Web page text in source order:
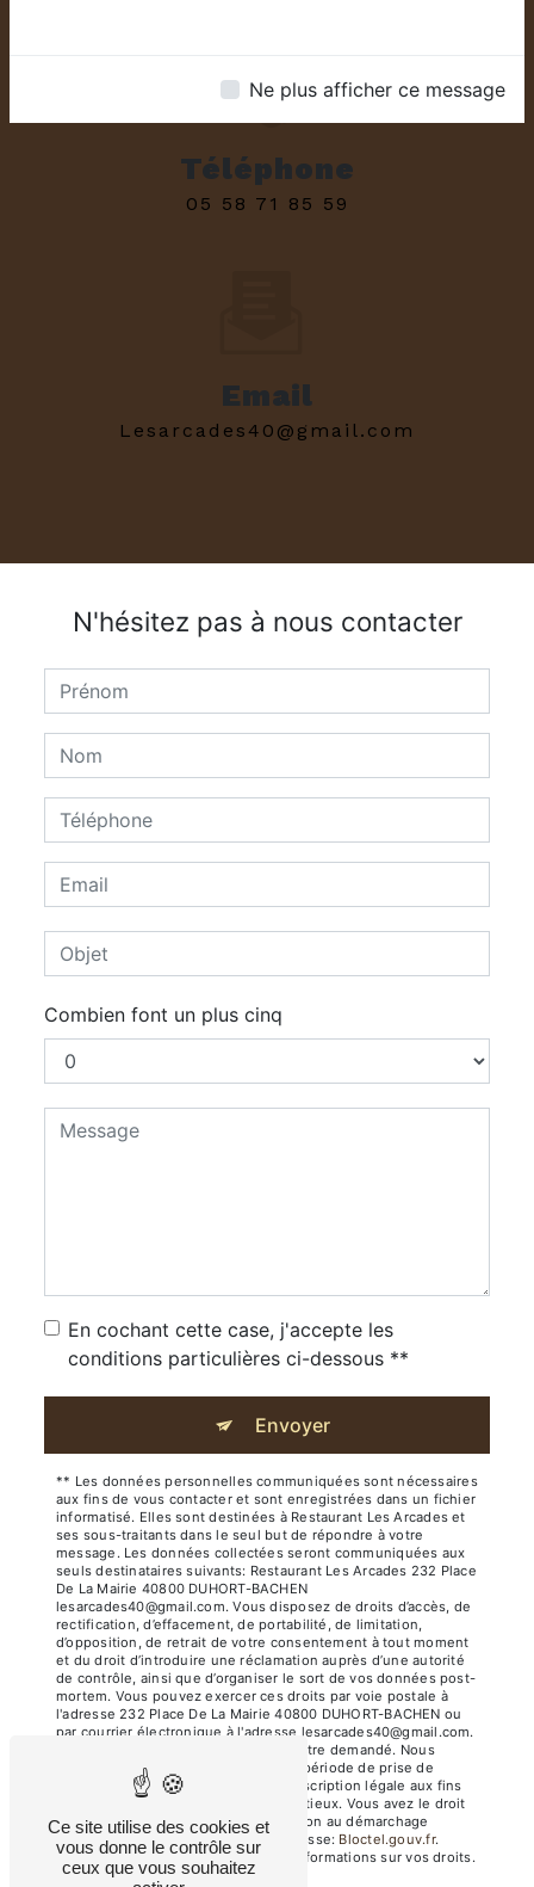
Ne plus afficher ce message
Téléphone
05 58 71 85 59
Email
lesarcades40@gmail.com
N'hésitez pas à nous contacter
Combien font un plus cinq
En cochant cette case, j'accepte les
conditions particulières ci-dessous **
Envoyer
** Les données personnelles communiquées sont nécessaires
aux fins de vous contacter et sont enregistrées dans un fichier
informatisé. Elles sont destinées à Restaurant Les Arcades et
ses sous-traitants dans le seul but de répondre à votre
message. Les données collectées seront communiquées aux
seuls destinataires suivants: Restaurant Les Arcades 232 Place
De La Mairie 40800 DUHORT-BACHEN
lesarcades40@gmail.com. Vous disposez de droits d’accès, de
rectification, d’effacement, de portabilité, de limitation,
d’opposition, de retrait de votre consentement à tout moment
et du droit d’introduire une réclamation auprès d’une autorité
de contrôle, ainsi que d’organiser le sort de vos données post-
mortem. Vous pouvez exercer ces droits par voie postale à
l'adresse 232 Place De La Mairie 40800 DUHORT-BACHEN ou
par courrier électronique à l'adresse lesarcades40@gmail.com.
Un justificatif d'identité pourra vous être demandé. Nous
conservons vos données pendant la période de prise de
contact puis pendant la durée de prescription légale aux fins
probatoires et de gestion des contentieux. Vous avez le droit
de vous inscrire sur la liste d'opposition au démarchage
téléphonique, disponible à cette adresse:
Bloctel.gouv.fr.
Consultez le site cnil.fr pour plus d’informations sur vos droits.
Ce site utilise des cookies et
vous donne le contrôle sur
ceux que vous souhaitez